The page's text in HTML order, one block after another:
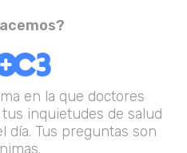
en la que doctores
inquietudes de salud
día. Tus preguntas son